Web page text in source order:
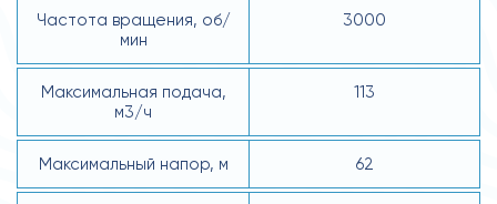
Частота вращения, об/
мин
3000
Максимальная подача,
м3/ч
113
Максимальный напор, м 62